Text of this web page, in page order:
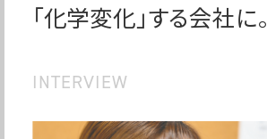
「化学変化」する会社に。
INTERVIEW